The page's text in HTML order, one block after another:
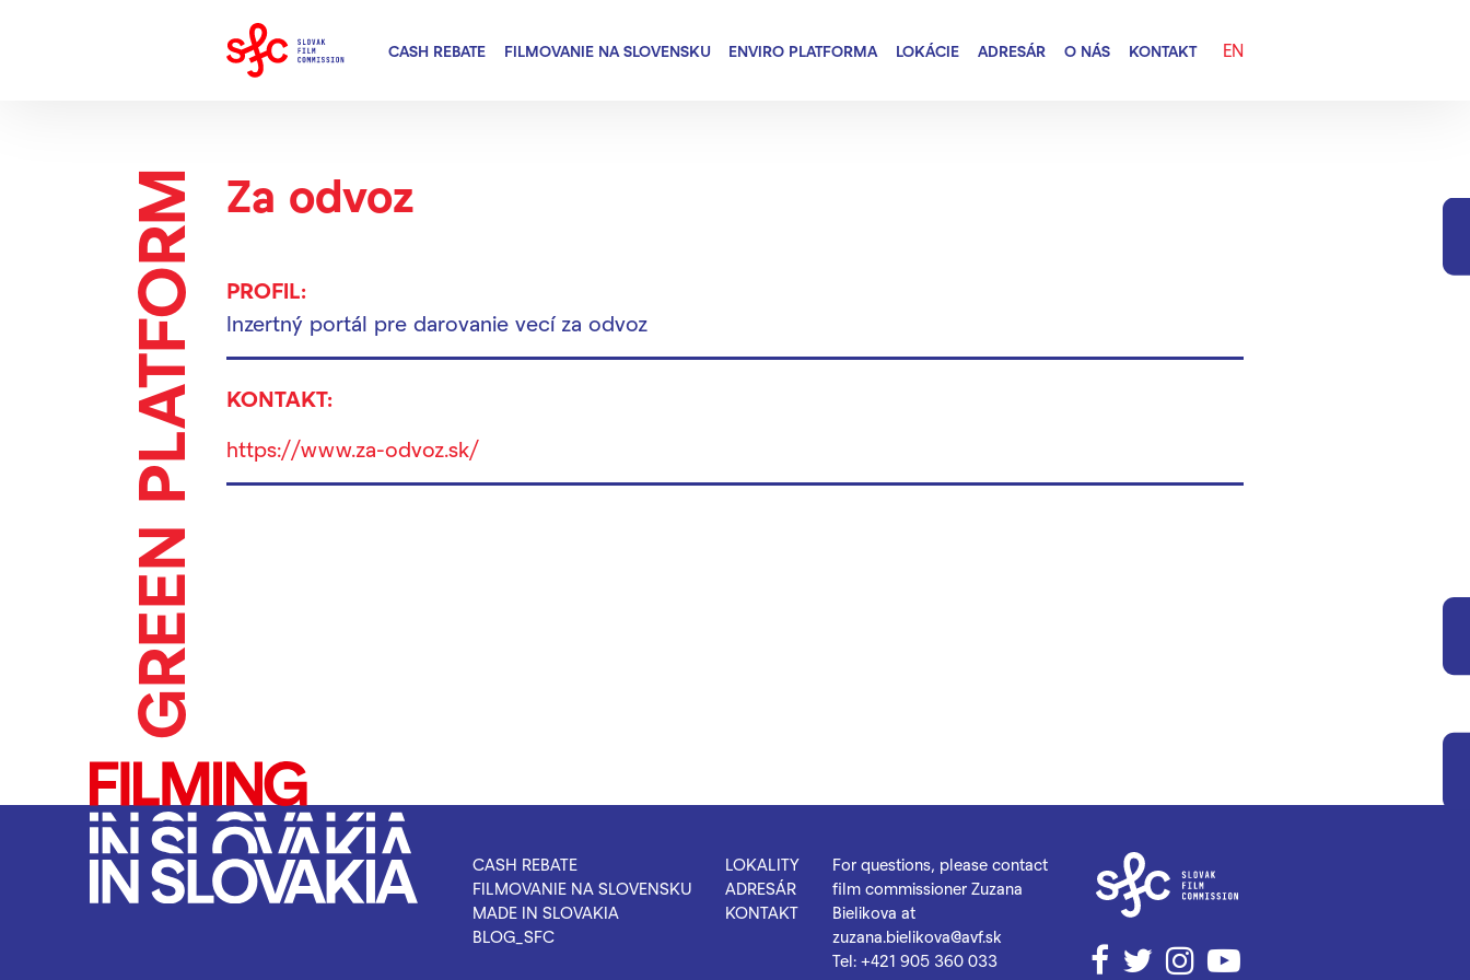
CASH REBATE FILMOVANIE NA SLOVENSKU ENVIRO PLATFORMA LOKÁCIE ADRESÁR O NÁS KONTAKT EN
GREEN PLATFORM Za odvoz
PROFIL:
Inzertný portál pre darovanie vecí za odvoz
KONTAKT:
https://www.za-odvoz.sk/
CASH REBATE
FILMOVANIE NA SLOVENSKU
MADE IN SLOVAKIA
BLOG_SFC
LOKALITY
ADRESÁR
KONTAKT
For questions, please contact
film commissioner Zuzana
Bielikova at
zuzana.bielikova@avf.sk
Tel: +421 905 360 033 Facebook
TwitterInstagramYouTube